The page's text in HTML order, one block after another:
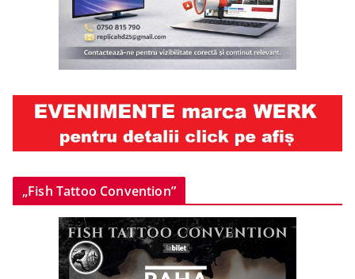
„Fish Tattoo Convention”